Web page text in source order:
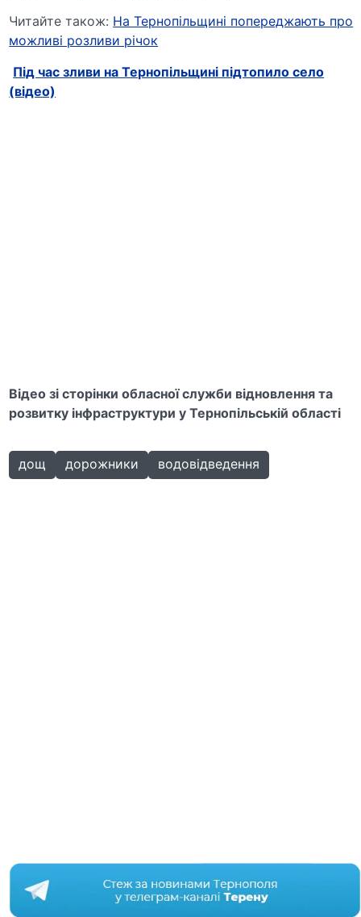
Читайте також: На Тернопільщині попереджають про
можливі розливи річок
Під час зливи на Тернопільщині підтопило село
(відео)
Відео зі сторінки обласної служби відновленнята
розвитку інфраструктури у Тернопільській області
дощ дорожники водовідведення